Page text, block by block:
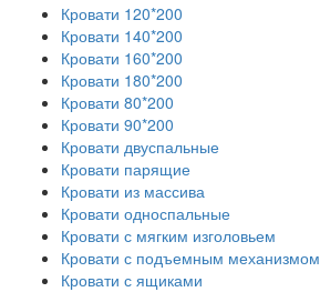
Кровати 120*200
Кровати 140*200
Кровати 160*200
Кровати 180*200
Кровати 80*200
Кровати 90*200
Кровати двуспальные
Кровати парящие
Кровати из массива
Кровати односпальные
Кровати с мягким изголовьем
Кровати с подъемным механизмом
Кровати с ящиками